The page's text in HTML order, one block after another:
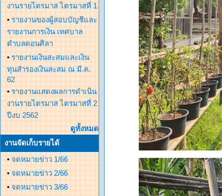
งานรายไตรมาส ไตรมาสที่ 1
• รายงานของผู้สอบบัญชีและ
รายงานการเงิน เทศบาล
ตำบลดอนศิลา
• รายงานเงินสะสมและเงิน
ทุนสำรองเงินสะสม ณ มี.ค.
62
• รายงานแสดงผลการดำเนิน
งานรายไตรมาส ไตรมาสที่ 2
ปีงบ 2562
ดูทั้งหมด
งานจัดเก็บรายได้
• จดหมายข่าว 1/66
• จดหมายข่าว 2/66
• จดหมายข่าว 3/66